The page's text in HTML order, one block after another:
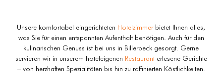
Unsere komfortabel eingerichteten Hotelzimmer bietet Ihnen alles,
was Sie für einen entspannten Aufenthalt benötigen. Auch für den
kulinarischen Genuss ist bei uns in Billerbeck gesorgt. Gerne
servieren wir in unserem hoteleigenen Restaurant erlesene Gerichte
– von herzhaften Spezialitäten bis hin zu raffinierten Köstlichkeiten.